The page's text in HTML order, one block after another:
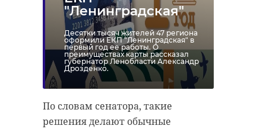
"Ленинградская"
Десятки тысяч жителей 47 региона
оформили ЕКП "Ленинградская" в
первый год ее работы. О
преимуществах карты рассказал
губернатор Ленобласти Александр
Дрозденко.
По словам сенатора, такие
решения делают обычные